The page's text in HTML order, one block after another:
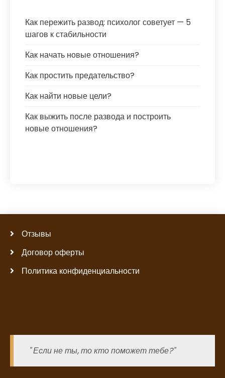
Как пережить развод: психолог советует — 5
шагов к стабильности
Как начать новые отношения?
Как простить предательство?
Как найти новые цели?
Как выжить после развода и построить
новые отношения?
Отзывы
Договор оферты
Политика конфиденциальности
" Если не ты, то кто поможет тебе?"